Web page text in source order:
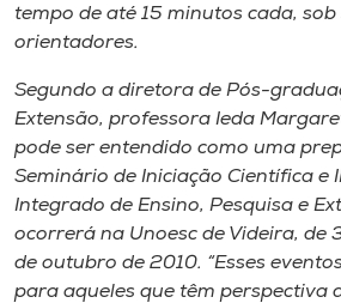
Museu
Unoesc
Store
Selecione
tempo de até 15 minutos cada,
orientadores.
Segundo a diretora de Pós-
Extensão, professora Ieda
pode ser entendido como uma
Seminário de Iniciação Científica e
Integrado de Ensino, Pesquisa e
ocorrerá na Unoesc de Videira, de
de outubro de 2010. “Esses
para aqueles que têm perspectiva